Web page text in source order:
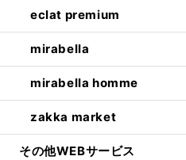
eclat premium
mirabella
mirabella homme
zakka market
その他WEBサービス